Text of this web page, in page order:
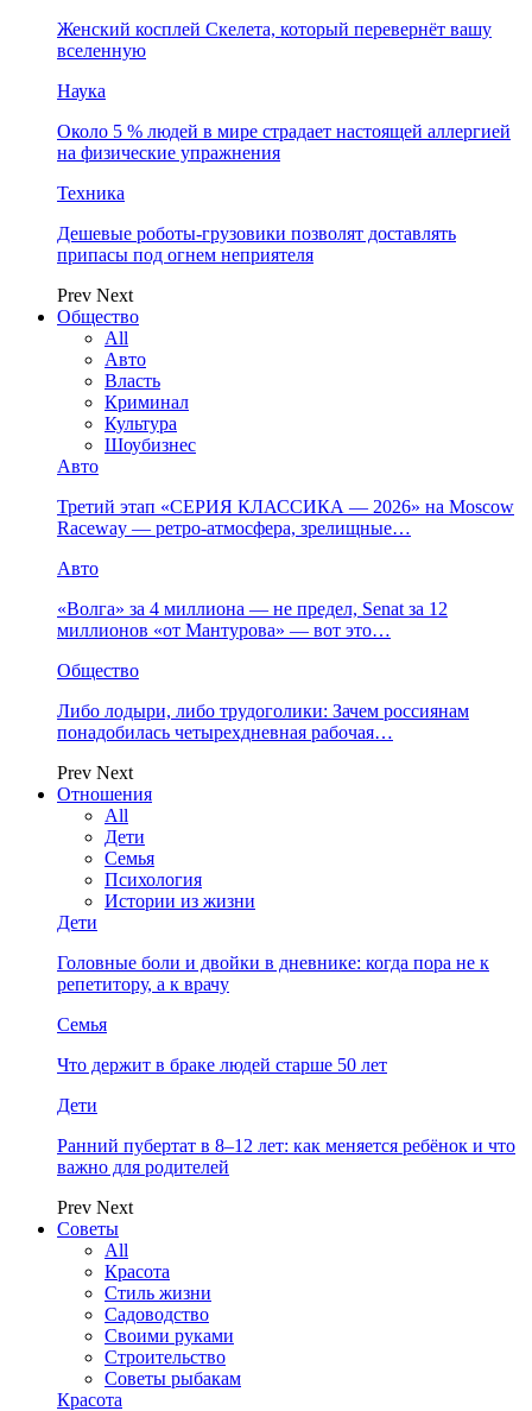
Женский косплей Скелета, который перевернёт вашу
вселенную
Наука
Около 5 % людей в мире страдает настоящей аллергией
на физические упражнения
Техника
Дешевые роботы-грузовики позволят доставлять
припасы под огнем неприятеля
Prev Next
Общество
All
Авто
Власть
Криминал
Культура
Шоубизнес
Авто
Третий этап «СЕРИЯ КЛАССИКА — 2026» на Moscow
Raceway — ретро‑атмосфера, зрелищные…
Авто
«Волга» за 4 миллиона — не предел, Senat за 12
миллионов «от Мантурова» — вот это…
Общество
Либо лодыри, либо трудоголики: Зачем россиянам
понадобилась четырехдневная рабочая…
Prev Next
Отношения
All
Дети
Семья
Психология
Истории из жизни
Дети
Головные боли и двойки в дневнике: когда пора не к
репетитору, а к врачу
Семья
Что держит в браке людей старше 50 лет
Дети
Ранний пубертат в 8–12 лет: как меняется ребёнок и что
важно для родителей
Prev Next
Советы
All
Красота
Стиль жизни
Садоводство
Своими руками
Строительство
Советы рыбакам
Красота